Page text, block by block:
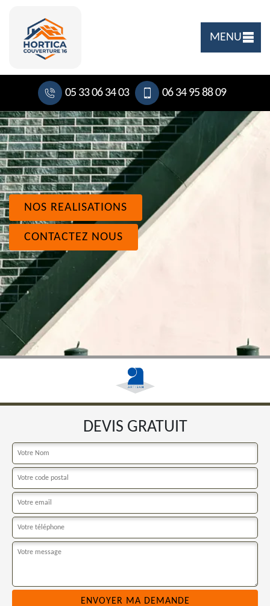
MENU
05 33 06 34 03 06 34 95 88 09
NOS REALISATIONS
CONTACTEZ NOUS
DEVIS GRATUIT